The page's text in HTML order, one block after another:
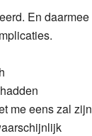
En daarmee
me eens zal zijn